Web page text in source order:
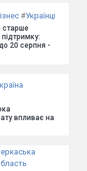
#Українці
старше
20 серпня -
впливає на